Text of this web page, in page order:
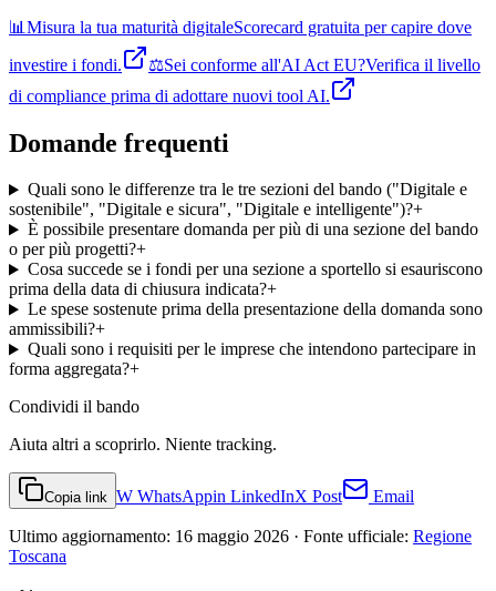
📊 Misura la tua maturità digitaleScorecard gratuita per capire dove
investire i fondi.
⚖️Sei conforme all'AI Act EU?Verifica il livello
di compliance prima di adottare nuovi tool AI.
Domande frequenti
Quali sono le differenze tra le tre sezioni del bando ("Digitale e
sostenibile", "Digitale e sicura", "Digitale e intelligente")?+
È possibile presentare domanda per più di una sezione del bando
o per più progetti?+
Cosa succede se i fondi per una sezione a sportello si esauriscono
prima della data di chiusura indicata?+
Le spese sostenute prima della presentazione della domanda sono
ammissibili?+
Quali sono i requisiti per le imprese che intendono partecipare in
forma aggregata?+
Condividi il bando
Aiuta altri a scoprirlo. Niente tracking.
Copia link W WhatsAppin LinkedInX Post Email
Ultimo aggiornamento: 16 maggio 2026 · Fonte ufficiale: Regione
Toscana